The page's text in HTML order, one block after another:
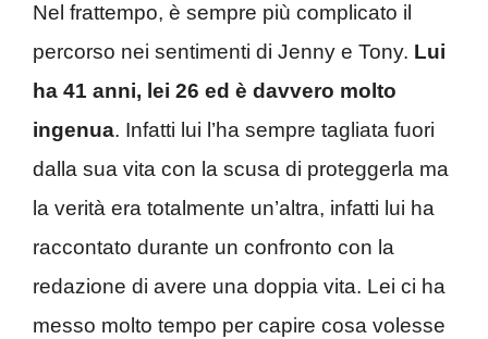
Nel frattempo, è sempre più complicato il
percorso nei sentimenti di Jenny e Tony. Lui
ha 41 anni, lei 26 ed è davvero molto
ingenua. Infatti lui l’ha sempre tagliata fuori
dalla sua vita con la scusa di proteggerla ma
la verità era totalmente un’altra, infatti lui ha
raccontato durante un confronto con la
redazione di avere una doppia vita. Lei ci ha
messo molto tempo per capire cosa volesse